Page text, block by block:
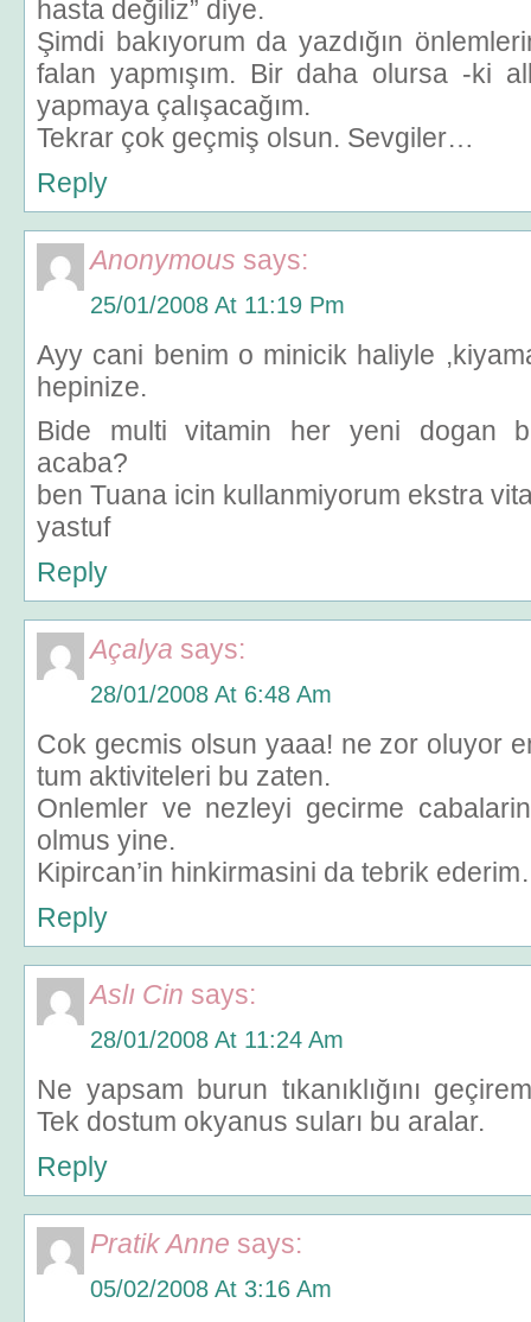
hasta değiliz” diye.
Şimdi bakıyorum da yazdığın
falan yapmışım. Bir daha olursa -ki
yapmaya çalışacağım.
Tekrar çok geçmiş olsun. Sevgiler…
Reply
Anonymous says:
25/01/2008 At 11:19 Pm
Ayy cani benim o minicik haliyle
hepinize.
Bide multi vitamin her yeni dogan
acaba?
ben Tuana icin kullanmiyorum ekstra
yastuf
Reply
Açalya says:
28/01/2008 At 6:48 Am
Cok gecmis olsun yaaa! ne zor oluyor
tum aktiviteleri bu zaten.
Onlemler ve nezleyi gecirme
olmus yine.
Kipircan’in hinkirmasini da tebrik
Reply
Aslı Cin says:
28/01/2008 At 11:24 Am
Ne yapsam burun tıkanıklığını
Tek dostum okyanus suları bu aralar.
Reply
Pratik Anne says:
05/02/2008 At 3:16 Am